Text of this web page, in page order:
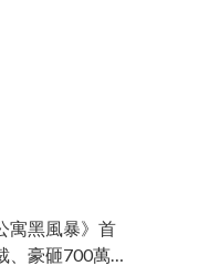
寓黑風暴》首
豪砸700萬娶